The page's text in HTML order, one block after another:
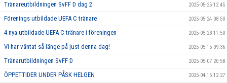
Tränareutbildningen SvFF D dag 2 2025-05-25 12:45
Förenings utbildade UEFA C tränare 2025-05-24 08:50
4 nya utbildade UEFA C tränare i föreningen 2025-05-23 11:50
Vi har väntat så länge på just denna dag! 2025-05-15 09:36
Tränarutbildningen SvFF D 2025-05-07 20:58
ÖPPETTIDER UNDER PÅSK HELGEN 2025-04-15 12:27